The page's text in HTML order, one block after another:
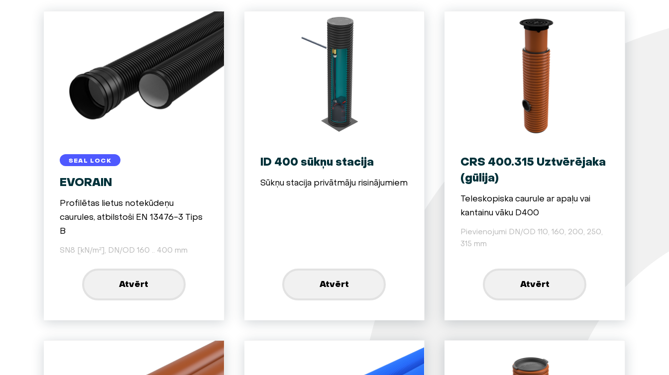
SEAL LOCK
EVORAIN
Profilētas lietus notekūdeņu
caurules, atbilstoši EN 13476-3 Tips
B
SN8 [kN/m²], DN/OD 160 .. 400 mm
Atvērt
ID 400 sūkņu stacija
Sūkņu stacija privātmāju risinājumiem
Atvērt
CRS 400.315 Uztvērējaka
(gūlija)
Teleskopiska caurule ar apaļu vai
kantainu vāku D400
Pievienojumi DN/OD 110, 160, 200, 250,
315 mm
Atvērt